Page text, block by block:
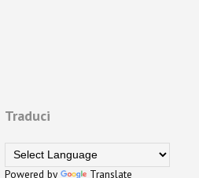
Traduci
Powered by Translate